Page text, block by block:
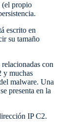
(el propio
escrito en
su tamaño
con
y muchas
malware. Una
presenta en la
IP C2.